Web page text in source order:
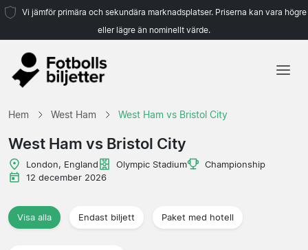
Vi jämför primära och sekundära marknadsplatser. Priserna kan vara högre
eller lägre än nominellt värde.
Hem West Ham West Ham vs Bristol City
West Ham vs Bristol City
London, England Olympic Stadium
Championship
12 december 2026
Visa alla Endast biljett Paket med hotell